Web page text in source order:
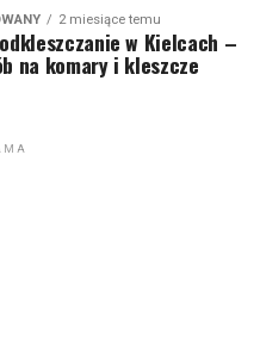
2 miesiące temu
w Kielcach –
na komary i kleszcze